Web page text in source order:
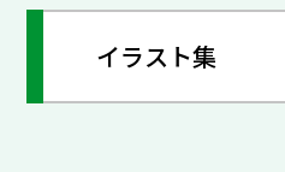
イラスト集